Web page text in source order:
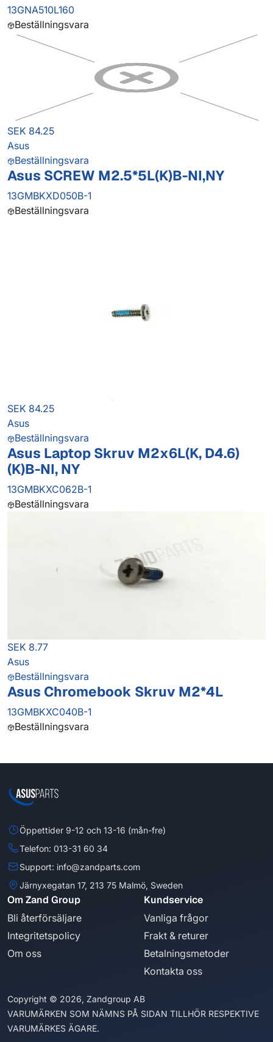
13GNA510L160
Beställningsvara
SEK 84.25
Asus
Beställningsvara
Asus SCREW M2.5*5L(K)B-NI,NY
13GMBKXD050B-1
Beställningsvara
SEK 84.25
Asus
Beställningsvara
Asus Laptop Skruv M2x6L(K, D4.6)
(K)B-NI, NY
13GMBKXC062B-1
Beställningsvara
SEK 8.77
Asus
Beställningsvara
Asus Chromebook Skruv M2*4L
13GMBKXC040B-1
Beställningsvara
Öppettider 9-12 och 13-16 (mån-fre)
Telefon: 013-31 60 34
Support: info@zandparts.com
Järnyxegatan 17, 213 75 Malmö, Sweden
Om Zand Group
Bli återförsäljare
Integritetspolicy
Om oss
Kundservice
Vanliga frågor
Frakt & returer
Betalningsmetoder
Kontakta oss
Copyright © 2026, Zandgroup AB
VARUMÄRKEN SOM NÄMNS PÅ SIDAN TILLHÖR RESPEKTIVE
VARUMÄRKES ÄGARE.